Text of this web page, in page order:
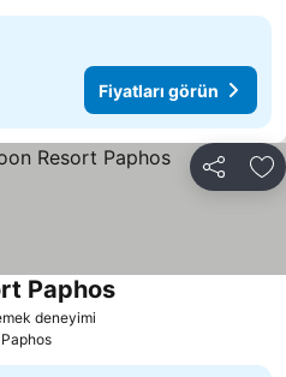
Fiyatları görün
Paylaş
deneyimi
PaphosFiyatları görün